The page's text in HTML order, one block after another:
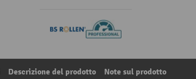
Descrizione del prodotto Note sul prodotto